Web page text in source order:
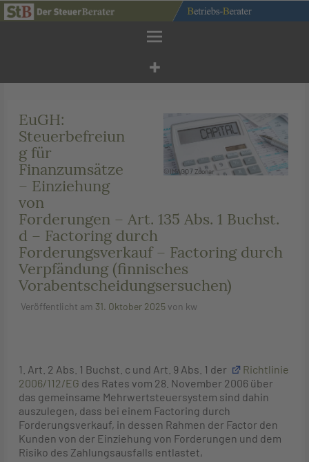
Zum
Inhalt
©IMAGO / Zoonar
EuGH:
Steuerbefreiun
g für
Finanzumsätze
– Einziehung
von
Forderungen – Art. 135 Abs. 1 Buchst.
d – Factoring durch
Forderungsverkauf – Factoring durch
Verpfändung (finnisches
Vorabentscheidungsersuchen)
Veröffentlicht am 31. Oktober 2025von kw
1. Art. 2 Abs. 1 Buchst. c und Art. 9 Abs. 1 der
Richtlinie
2006/112/EG des Rates vom 28. November 2006 über
das gemeinsame Mehrwertsteuersystem sind dahin
auszulegen, dass bei einem Factoring durch
Forderungsverkauf, in dessen Rahmen der Factor den
Kunden von der Einziehung von Forderungen und dem
Risiko des Zahlungsausfalls entlastet,